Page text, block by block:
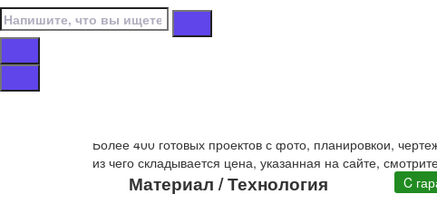
Более 400 готовых проектов с фото, планировкой,
из чего складывается цена, указанная на сайте,
Материал / Технология C